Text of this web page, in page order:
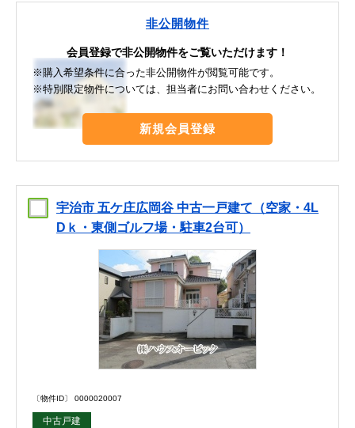
非公開物件
会員登録で非公開物件をご覧いただけます！
※購入希望条件に合った非公開物件が閲覧可能です。
※特別限定物件については、担当者にお問い合わせください。
新規会員登録
宇治市 五ケ庄広岡谷 中古一戸建て（空家・4L
Dｋ・東側ゴルフ場・駐車2台可）
〔物件ID〕 0000020007
中古戸建